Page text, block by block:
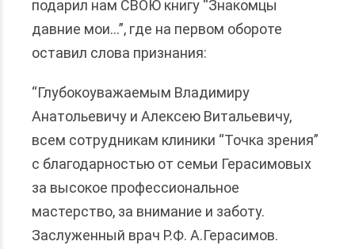
подарил нам СВОЮ книгу “Знакомцы
давние мои…”, где на первом обороте
оставил слова признания:
“Глубокоуважаемым Владимиру
Анатольевичу и Алексею Витальевичу,
всем сотрудникам клиники “Точка зрения”
с благодарностью от семьи Герасимовых
за высокое профессиональное
мастерство, за внимание и заботу.
Заслуженный врач Р.Ф. А.Герасимов.